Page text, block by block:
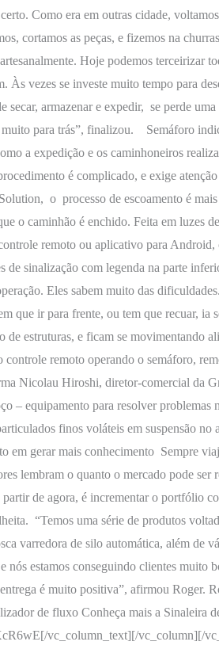
Como era em outras cidade,
cortamos as peças, e fizemos na
Hoje podemos terceirizar
Às vezes se investe muito tempo para
secar, armazenar e expedir, se perde
muito para trás”, finalizou. Semáforo
a expedição e os caminhoneiros
é complicado, e exige
o processo de escoamento é
o caminhão é enchido. Feita em luzes
remoto ou aplicativo para
sinalização com legenda na parte
Eles sabem muito das
que ir para frente, ou tem que recuar, ia
de estruturas, e ficam se movimentando
remoto operando o semáforo,
Nicolau Hiroshi, diretor-comercial da
– equipamento para resolver problemas
finos voláteis em suspensão no
em gerar mais conhecimento Sempre
lembram o quanto o mercado pode ser
de agora, é incrementar o portfólio
“Temos uma série de produtos
varredora de silo automática, além de
nós estamos conseguindo clientes muito
é muito positiva”, afirmou Roger.
de fluxo Conheça mais a Sinaleira
vc_column_text][/vc_column][/